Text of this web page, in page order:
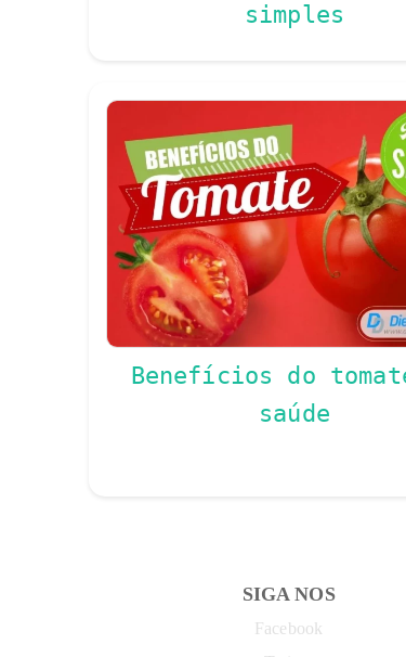
simples
Benefícios do
saúde
SIGA NOS
Facebook